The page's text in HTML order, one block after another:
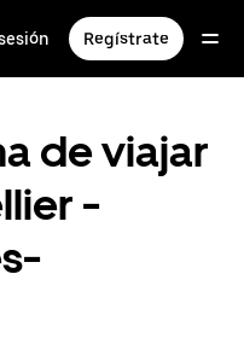
Regístrate
de viajar
-